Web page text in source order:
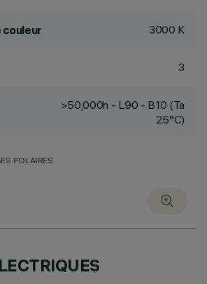
3000 K
3
>50,000h - L90 - B10 (Ta
25°C)
POLAIRES